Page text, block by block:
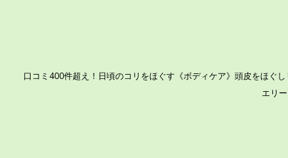
口コミ400件超え！日頃のコリをほぐす《ボディケア》頭皮をほぐ
エリ